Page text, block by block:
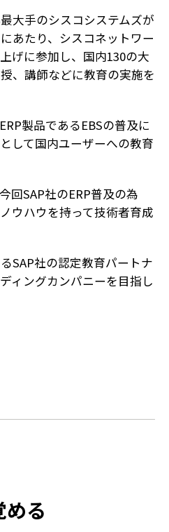
大手のシスコシステムズが
あたり、シスコネットワー
げに参加し、国内130の大
、講師などに教育の実施を
製品であるEBSの普及に
して国内ユーザーへの教育
回SAP社のERP普及の為
ウハウを持って技術者育成
SAP社の認定教育パートナ
ィングカンパニーを目指し
る